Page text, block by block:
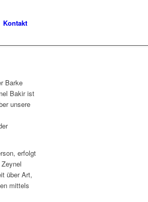
Kontakt
Barke
Bakir ist
unsere
erfolgt
über Art,
mittels